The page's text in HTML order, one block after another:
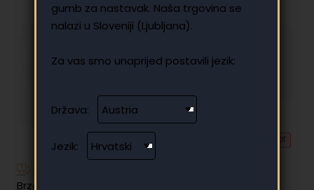
gumb za nastavak. Naša trgovina se
nalazi u Sloveniji (Ljubljana).
Za vas smo unaprijed postavili jezik:
Država:
Jezik: 🔥 HOT
Brzo i jednostavno plaćanje na rate